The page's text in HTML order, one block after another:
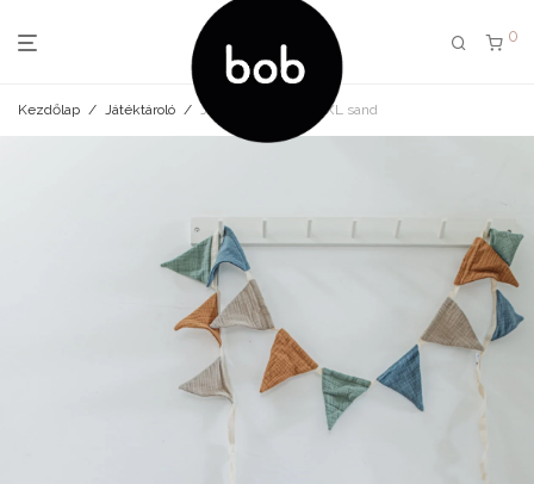
0
Kezdőlap / Játéktároló / Játéktároló teddy XXL sand